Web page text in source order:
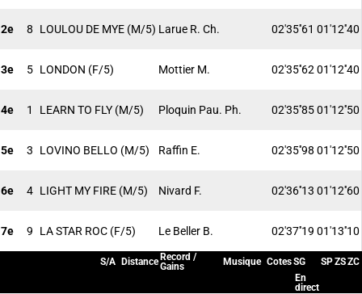
2e 8 LOULOU DE MYE (M/5) Larue R. Ch. 02'35''61 01'12''40
3e 5 LONDON (F/5) Mottier M. 02'35''62 01'12''40
4e 1 LEARN TO FLY (M/5) Ploquin Pau. Ph. 02'35''8501'12''50
5e 3 LOVINO BELLO (M/5) Raffin E. 02'35''98 01'12''50
6e 4 LIGHT MY FIRE (M/5) Nivard F. 02'36''13 01'12''60
7e 9 LA STAR ROC (F/5) Le Beller B. 02'37''19 01'13''10
S/A Distance Record /
Gains
Musique CotesSG SPZSZC
En
direct